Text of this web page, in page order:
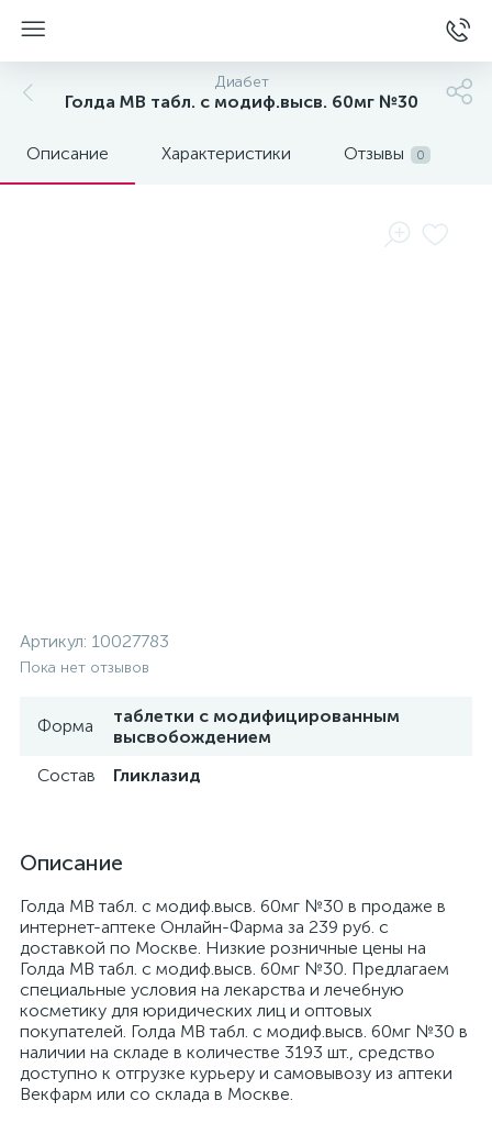
Диабет
Голда МВ табл. с модиф.высв. 60мг №30
Описание Характеристики Отзывы 0
Артикул: 10027783
Пока нет отзывов
Форма
таблетки с модифицированным
высвобождением
Состав
Гликлазид
Описание
Голда МВ табл. с модиф.высв. 60мг №30 в продаже в
интернет-аптеке Онлайн-Фарма за 239 руб. с
доставкой по Москве. Низкие розничные цены на
Голда МВ табл. с модиф.высв. 60мг №30. Предлагаем
специальные условия на лекарства и лечебную
косметику для юридических лиц и оптовых
покупателей. Голда МВ табл. с модиф.высв. 60мг №30 в
наличии на складе в количестве 3193 шт., средство
доступно к отгрузке курьеру и самовывозу из аптеки
Векфарм или со склада в Москве.